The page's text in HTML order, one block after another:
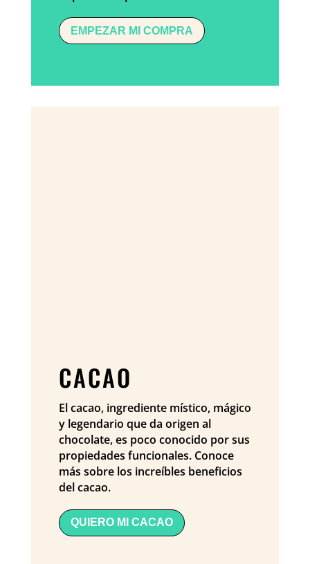
EMPEZAR MI COMPRA
CACAO
El cacao, ingrediente místico, mágico
y legendario que da origen al
chocolate, es poco conocido por sus
propiedades funcionales. Conoce
más sobre los increíbles beneficios
del cacao.
QUIERO MI CACAO